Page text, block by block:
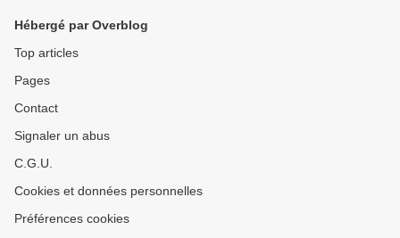
Hébergé par Overblog
Top articles
Pages
Contact
Signaler un abus
C.G.U.
Cookies et données personnelles
Préférences cookies